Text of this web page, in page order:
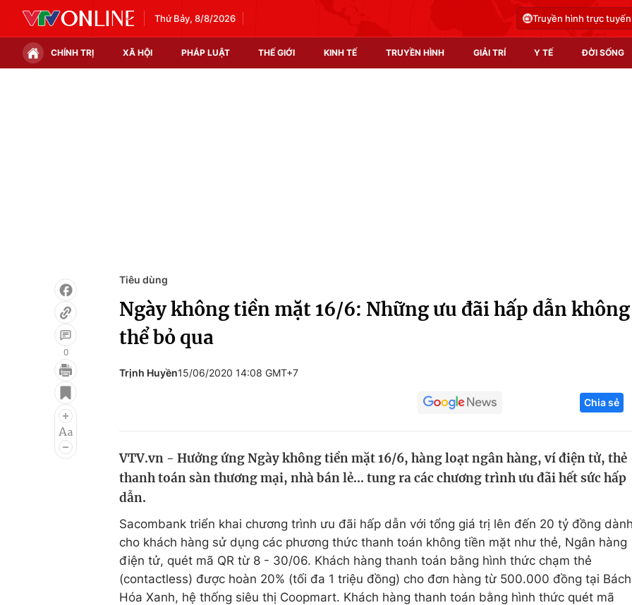
Thứ Bảy, 8/8/2026 Truyền hình trực tuyến
CHÍNH TRỊ XÃ HỘI PHÁP LUẬT THẾ GIỚI KINH TẾ TRUYỀN HÌNH GIẢI TRÍ Y TẾ ĐỜI SỐNG
Infographic
Điện ảnh
Âm nhạc
Chất lượng cuộc sống
Tuyển sinh
Hitech Công
Thị trường
0
Tiêu dùng
Ngày không tiền mặt 16/6: Những ưu đãi hấp dẫn không
thể bỏ qua
Trịnh Huyền15/06/2020 14:08 GMT+7
Chia sẻ
VTV.vn - Hưởng ứng Ngày không tiền mặt 16/6, hàng loạt ngân hàng, ví điện tử, thẻ
thanh toán sàn thương mại, nhà bán lẻ... tung ra các chương trình ưu đãi hết sức hấp
dẫn.
Sacombank triển khai chương trình ưu đãi hấp dẫn với tổng giá trị lên đến 20 tỷ đồng
cho khách hàng sử dụng các phương thức thanh toán không tiền mặt như thẻ, Ngân hàng
điện tử, quét mã QR từ 8 - 30/06. Khách hàng thanh toán bằng hình thức chạm thẻ
(contactless) được hoàn 20% (tối đa 1 triệu đồng) cho đơn hàng từ 500.000 đồng tại Bách
Hóa Xanh, hệ thống siêu thị Coopmart. Khách hàng thanh toán bằng hình thức quét mã